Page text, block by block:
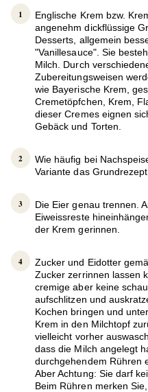
Englische Krem bzw.
angenehm dickflüssige
Desserts, allgemein
"Vanillesauce". Sie
Milch. Durch
Zubereitungsweisen
wie Bayerische Krem,
Cremetöpfchen, Krem,
dieser Cremes eignen
Gebäck und Torten.
Wie häufig bei
Variante das Grundrezept.
Die Eier genau trennen.
Eiweissreste
der Krem gerinnen.
Zucker und Eidotter
Zucker zerrinnen lassen
cremige aber keine
aufschlitzen und
Kochen bringen und
Krem in den Milchtopf
vielleicht vorher
dass die Milch angelegt
durchgehendem Rühren
Aber Achtung: Sie darf
Beim Rühren merken